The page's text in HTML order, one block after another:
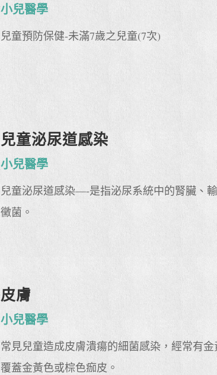
小兒醫學
兒童預防保健-未滿7歲之兒童(7次)
兒童泌尿道感染
小兒醫學
兒童泌尿道感染—-是指泌尿系統中的腎臟、
黴菌。
皮膚
小兒醫學
常見兒童造成皮膚潰瘍的細菌感染，經常有
覆蓋金黃色或棕色痂皮。